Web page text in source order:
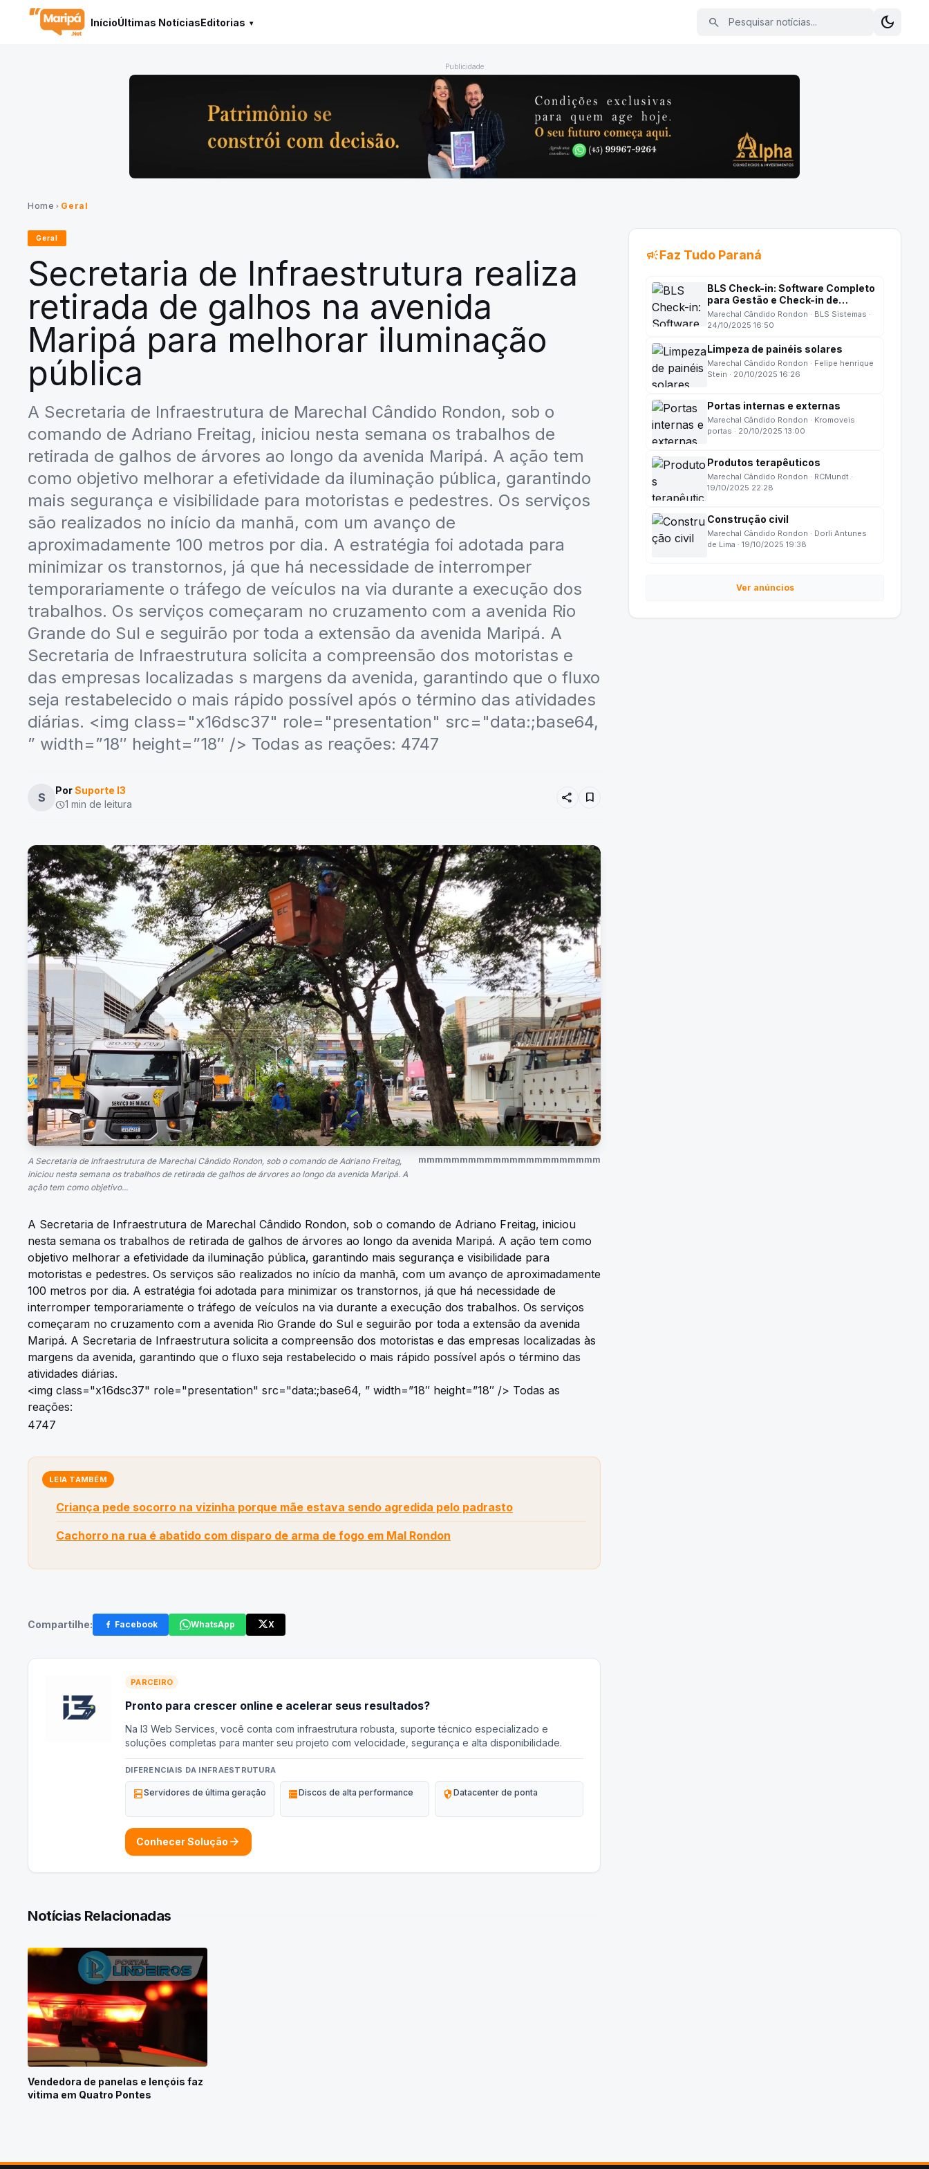
InícioÚltimas NotíciasEditorias Pesquisar notícias
search dark_mode
Publicidade
Home chevron_right Geral
Geral
Secretaria de Infraestrutura realiza
retirada de galhos na avenida
Maripá para melhorar iluminação
pública
A Secretaria de Infraestrutura de Marechal Cândido Rondon, sob o
comando de Adriano Freitag, iniciou nesta semana os trabalhos de
retirada de galhos de árvores ao longo da avenida Maripá. A ação tem
como objetivo melhorar a efetividade da iluminação pública, garantindo
mais segurança e visibilidade para motoristas e pedestres. Os serviços
são realizados no início da manhã, com um avanço de
aproximadamente 100 metros por dia. A estratégia foi adotada para
minimizar os transtornos, já que há necessidade de interromper
temporariamente o tráfego de veículos na via durante a execução dos
trabalhos. Os serviços começaram no cruzamento com a avenida Rio
Grande do Sul e seguirão por toda a extensão da avenida Maripá. A
Secretaria de Infraestrutura solicita a compreensão dos motoristas e
das empresas localizadas s margens da avenida, garantindo que o fluxo
seja restabelecido o mais rápido possível após o término das atividades
diárias. <img class="x16dsc37" role="presentation" src="data:;base64,
” width=”18″ height=”18″ /> Todas as reações: 4747
S
PorSuporte I3
schedule1 min de leitura share bookmark
A Secretaria de Infraestrutura de Marechal Cândido Rondon, sob o comando de Adriano Freitag,
iniciou nesta semana os trabalhos de retirada de galhos de árvores ao longo da avenida Maripá. A
ação tem como objetivo...
mmmmmmmmmmmmmmmmmmmmmm
A Secretaria de Infraestrutura de Marechal Cândido Rondon, sob o comando de Adriano Freitag, iniciou
nesta semana os trabalhos de retirada de galhos de árvores ao longo da avenida Maripá. A ação tem como
objetivo melhorar a efetividade da iluminação pública, garantindo mais segurança e visibilidade para
motoristas e pedestres. Os serviços são realizados no início da manhã, com um avanço de aproximadamente
100 metros por dia. A estratégia foi adotada para minimizar os transtornos, já que há necessidade de
interromper temporariamente o tráfego de veículos na via durante a execução dos trabalhos. Os serviços
começaram no cruzamento com a avenida Rio Grande do Sul e seguirão por toda a extensão da avenida
Maripá. A Secretaria de Infraestrutura solicita a compreensão dos motoristas e das empresas localizadas às
margens da avenida, garantindo que o fluxo seja restabelecido o mais rápido possível após o término das
atividades diárias.
<img class="x16dsc37" role="presentation" src="data:;base64, ” width=”18″ height=”18″ /> Todas as
reações:
4747
LEIA TAMBÉM
Criança pede socorro na vizinha porque mãe estava sendo agredida pelo padrasto
Cachorro na rua é abatido com disparo de arma de fogo em Mal Rondon
Compartilhe: Facebook WhatsApp X
PARCEIRO
Pronto para crescer online e acelerar seus resultados?
Na I3 Web Services, você conta com infraestrutura robusta, suporte técnico especializado e
soluções completas para manter seu projeto com velocidade, segurança e alta disponibilidade.
DIFERENCIAIS DA INFRAESTRUTURA
dnsServidores de última geração storageDiscos de alta performance security Datacenter de ponta
Conhecer Solução arrow_forward
Notícias Relacionadas
Vendedora de panelas e lençóis faz
vitima em Quatro Pontes
campaignFaz Tudo Paraná
BLS Check-in: Software Completo
para Gestão e Check-in de
Eventos
Marechal Cândido Rondon · BLS Sistemas ·
24/10/2025 16:50
Limpeza de painéis solares
Marechal Cândido Rondon · Felipe henrique
Stein · 20/10/2025 16:26
Portas internas e externas
Marechal Cândido Rondon · Kromoveis
portas · 20/10/2025 13:00
Produtos terapêuticos
Marechal Cândido Rondon · RCMundt ·
19/10/2025 22:28
Construção civil
Marechal Cândido Rondon · Dorli Antunes
de Lima · 19/10/2025 19:38
Ver anúncios